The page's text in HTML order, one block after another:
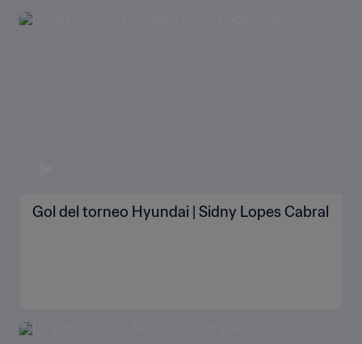
Gol del torneo Hyundai | Sidny Lopes Cabral